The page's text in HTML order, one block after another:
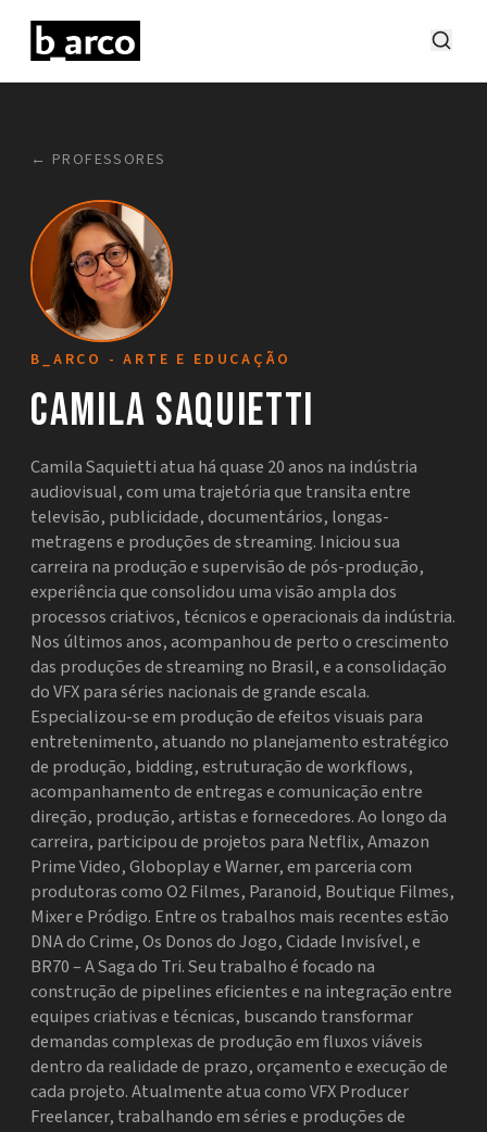
← PROFESSORES
B_ARCO - ARTE E EDUCAÇÃO
Camila Saquietti
Camila Saquietti atua há quase 20 anos na indústria
audiovisual, com uma trajetória que transita entre
televisão, publicidade, documentários, longas-
metragens e produções de streaming. Iniciou sua
carreira na produção e supervisão de pós-produção,
experiência que consolidou uma visão ampla dos
processos criativos, técnicos e operacionais da indústria.
Nos últimos anos, acompanhou de perto o crescimento
das produções de streaming no Brasil, e a consolidação
do VFX para séries nacionais de grande escala.
Especializou-se em produção de efeitos visuais para
entretenimento, atuando no planejamento estratégico
de produção, bidding, estruturação de workflows,
acompanhamento de entregas e comunicação entre
direção, produção, artistas e fornecedores. Ao longo da
carreira, participou de projetos para Netflix, Amazon
Prime Video, Globoplay e Warner, em parceria com
produtoras como O2 Filmes, Paranoid, Boutique Filmes,
Mixer e Pródigo. Entre os trabalhos mais recentes estão
DNA do Crime, Os Donos do Jogo, Cidade Invisível, e
BR70 – A Saga do Tri. Seu trabalho é focado na
construção de pipelines eficientes e na integração entre
equipes criativas e técnicas, buscando transformar
demandas complexas de produção em fluxos viáveis
dentro da realidade de prazo, orçamento e execução de
cada projeto. Atualmente atua como VFX Producer
Freelancer, trabalhando em séries e produções de